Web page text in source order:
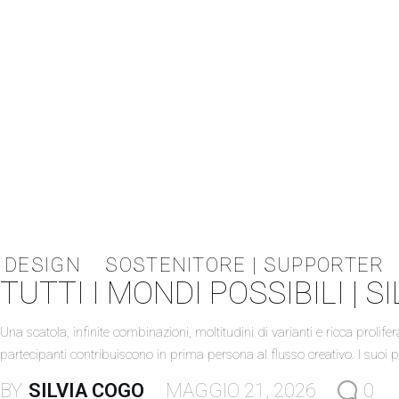
DESIGN SOSTENITORE | SUPPORTER
TUTTI I MONDI POSSIBILI |
Una scatola, infinite combinazioni, moltitudini di varianti e ricca
partecipanti contribuiscono in prima persona al flusso creativo. I suoi
BY SILVIA COGO MAGGIO 21, 2026 0